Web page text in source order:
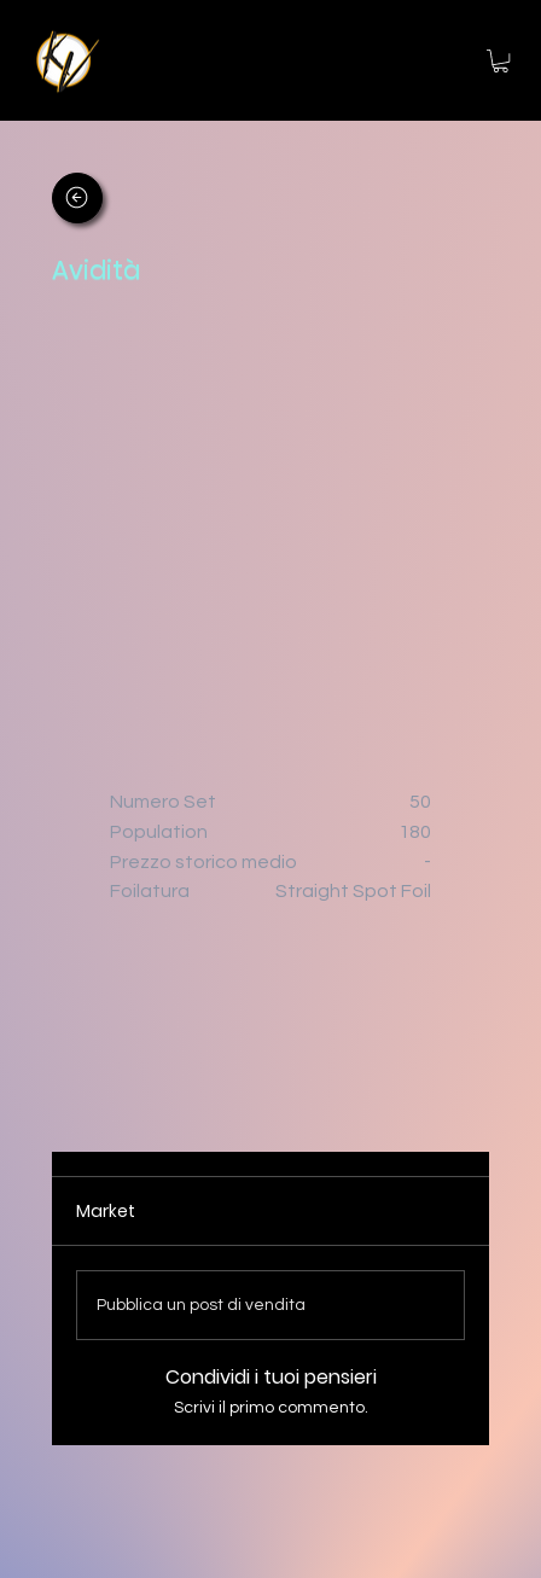
Avidità
Numero Set
Population
Prezzo storico medio
Foilatura
50
180
-
Straight Spot Foil
Market
Pubblica un post di vendita
Condividi i tuoi pensieri
Scrivi il primo commento.